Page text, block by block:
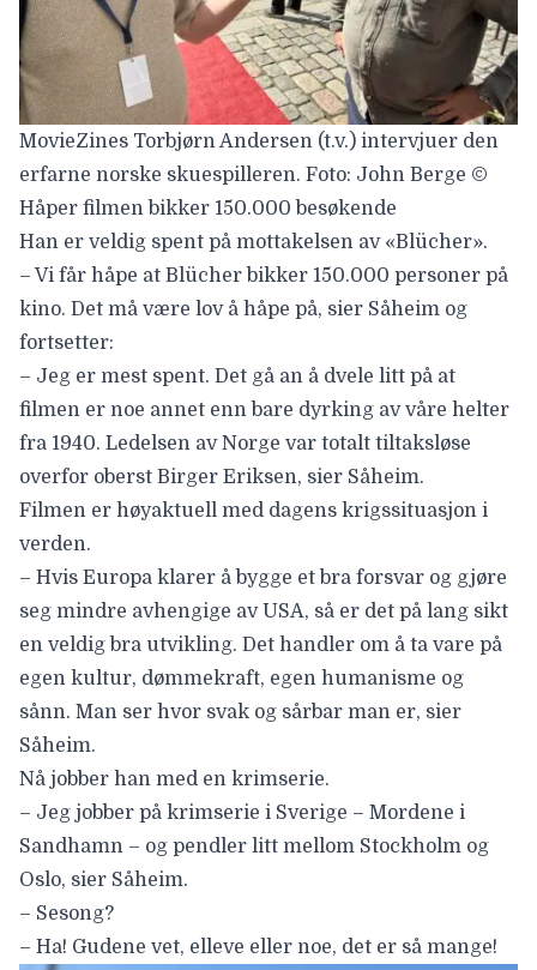
MovieZines Torbjørn Andersen (t.v.) intervjuer den
erfarne norske skuespilleren. Foto: John Berge ©
Håper filmen bikker 150.000 besøkende
Han er veldig spent på mottakelsen av «Blücher».
– Vi får håpe at Blücher bikker 150.000 personer på
kino. Det må være lov å håpe på, sier Såheim og
fortsetter:
– Jeg er mest spent. Det gå an å dvele litt på at
filmen er noe annet enn bare dyrking av våre helter
fra 1940. Ledelsen av Norge var totalt tiltaksløse
overfor oberst Birger Eriksen, sier Såheim.
Filmen er høyaktuell med dagens krigssituasjon i
verden.
– Hvis Europa klarer å bygge et bra forsvar og gjøre
seg mindre avhengige av USA, så er det på lang sikt
en veldig bra utvikling. Det handler om å ta vare på
egen kultur, dømmekraft, egen humanisme og
sånn. Man ser hvor svak og sårbar man er, sier
Såheim.
Nå jobber han med en krimserie.
– Jeg jobber på krimserie i Sverige – Mordene i
Sandhamn – og pendler litt mellom Stockholm og
Oslo, sier Såheim.
– Sesong?
– Ha! Gudene vet, elleve eller noe, det er så mange!